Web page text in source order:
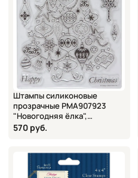
Штампы силиконовые
прозрачные PMA907923
"Новогодняя ёлка",
DOCRAFTS, 12 шт., 14х18 см
570 руб.